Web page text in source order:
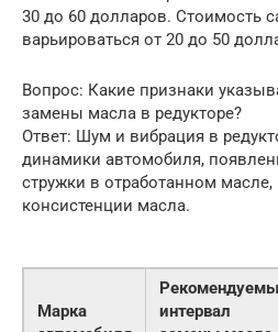
30 до 60 долларов. Стоимость
варьироваться от 20 до 50
Вопрос: Какие признаки
замены масла в редукторе?
Ответ: Шум и вибрация в
динамики автомобиля,
стружки в отработанном
консистенции масла.
Марка
интервал